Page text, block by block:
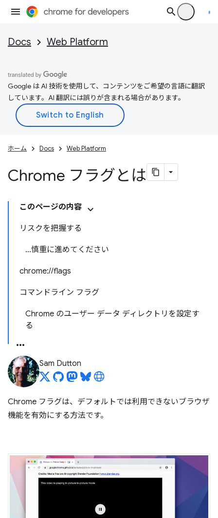
Docs Web Platform
Google は AI 技術を使用して、コンテンツをご希望の言語に翻訳
しています。AI 翻訳には誤りが含まれる場合があります。
ホーム Docs Web Platform
Chrome フラグとは
このページの内容
リスクを把握する
...慎重に進めてください
chrome://flags
コマンドライン フラグ
Chrome のユーザー データ ディレクトリを設定す
る
Sam Dutton
Chrome フラグは、デフォルトでは利用できないブラウザ
機能を有効にする方法です。